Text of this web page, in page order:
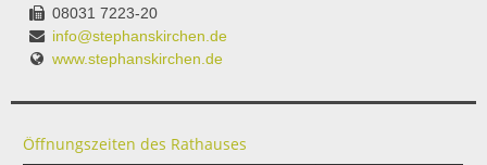
08031 7223-20
info@stephanskirchen.de
www.stephanskirchen.de
Öffnungszeiten des Rathauses